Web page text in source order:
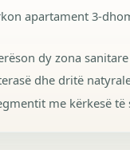
apartament 3-
dy zona sanitare
dhe dritë
me kërkesë të